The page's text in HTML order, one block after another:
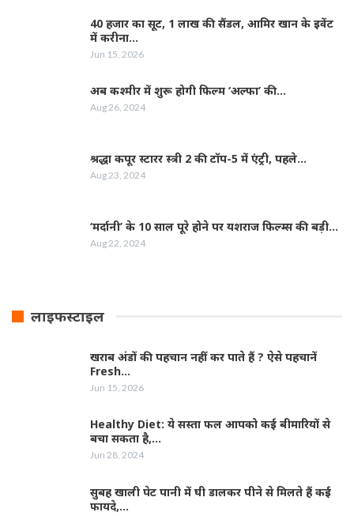
40 हजार का सूट, 1 लाख की सैंडल, आमिर खान के इवेंट
में करीना…
Jun 15, 2026
अब कश्मीर में शुरू होगी फिल्‍म ‘अल्फा’ की…
Aug 26, 2024
श्रद्धा कपूर स्‍टारर स्‍त्री 2 की टॉप-5 में एंट्री, पहले…
Aug 23, 2024
‘मर्दानी’ के 10 साल पूरे होने पर यशराज फिल्‍म्‍स की बड़ी…
Aug 22, 2024
लाइफस्टाइल
खराब अंडों की पहचान नहीं कर पाते हैं ? ऐसे पहचानें
Fresh…
Jun 15, 2026
Healthy Diet: ये सस्ता फल आपको कई बीमारियों से
बचा सकता है,…
Jun 28, 2024
सुबह खाली पेट पानी में घी डालकर पीने से मिलते हैं कई
फायदे,…